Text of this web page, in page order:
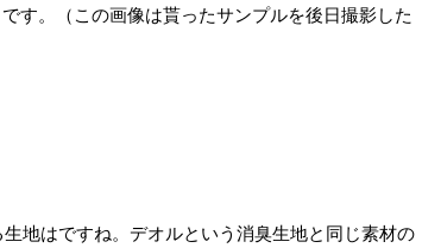
す。（この画像は貰ったサンプルを後日撮影した
地はですね。デオルという消臭生地と同じ素材の